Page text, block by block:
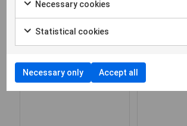
Necessary cookies
Statistical cookies
Necessary only Accept all